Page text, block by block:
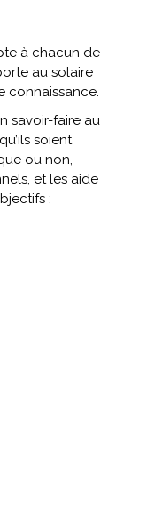
à chacun de
au solaire
connaissance.
savoir-faire au
soient
ou non,
et les aide
: